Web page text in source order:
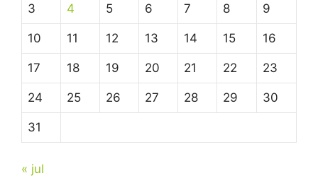
3 4 5 6 7 8 9
10 11 12 13 14 15 16
17 18 19 20 21 22 23
24 25 26 27 28 29 30
31
« jul